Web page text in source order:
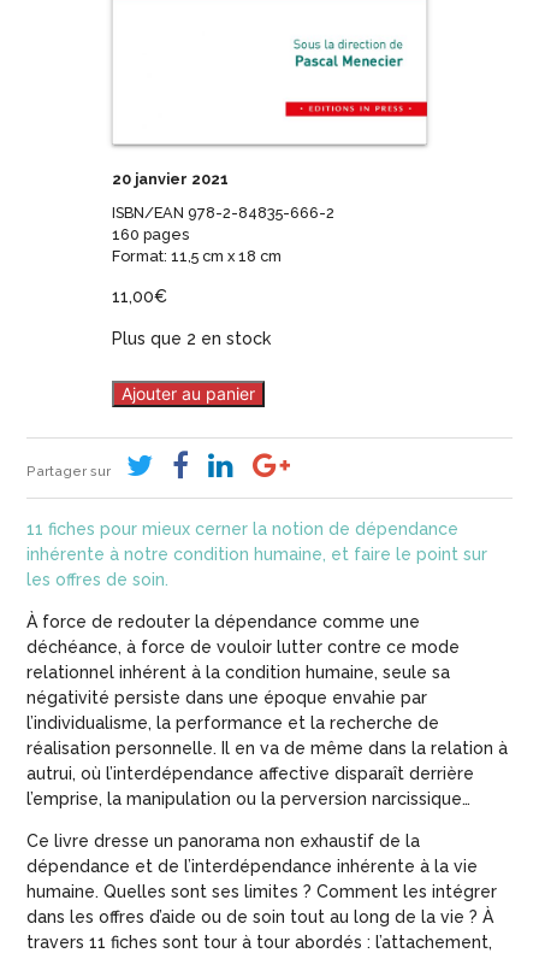
20 janvier 2021
ISBN/EAN 978-2-84835-666-2
160 pages
Format: 11,5 cm x 18 cm
11,00€
Plus que 2 en stock
Ajouter au panier
Partager sur
11 fiches pour mieux cerner la notion de dépendance
inhérente à notre condition humaine, et faire le point sur
les offres de soin.
À force de redouter la dépendance comme une
déchéance, à force de vouloir lutter contre ce mode
relationnel inhérent à la condition humaine, seule sa
négativité persiste dans une époque envahie par
l’individualisme, la performance et la recherche de
réalisation personnelle. Il en va de même dans la relation à
autrui, où l’interdépendance affective disparaît derrière
l’emprise, la manipulation ou la perversion narcissique…
Ce livre dresse un panorama non exhaustif de la
dépendance et de l’interdépendance inhérente à la vie
humaine. Quelles sont ses limites ? Comment les intégrer
dans les offres d’aide ou de soin tout au long de la vie ? À
travers 11 fiches sont tour à tour abordés : l’attachement,